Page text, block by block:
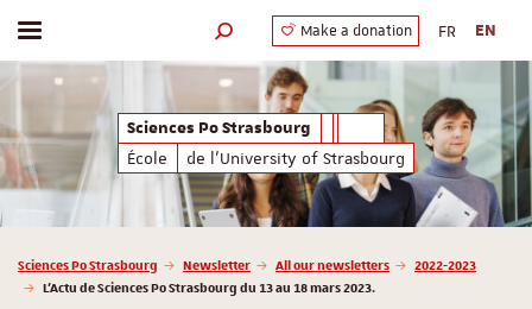
Sciences Po Strasbourg
École
de l'University of Strasbourg
Toggle menu Search engine
Make a donation FR EN
Vous êtes ici :
Sciences Po Strasbourg Newsletter All our newsletters
2022-2023
L'Actu de Sciences Po Strasbourg du 13 au 18 mars 2023.